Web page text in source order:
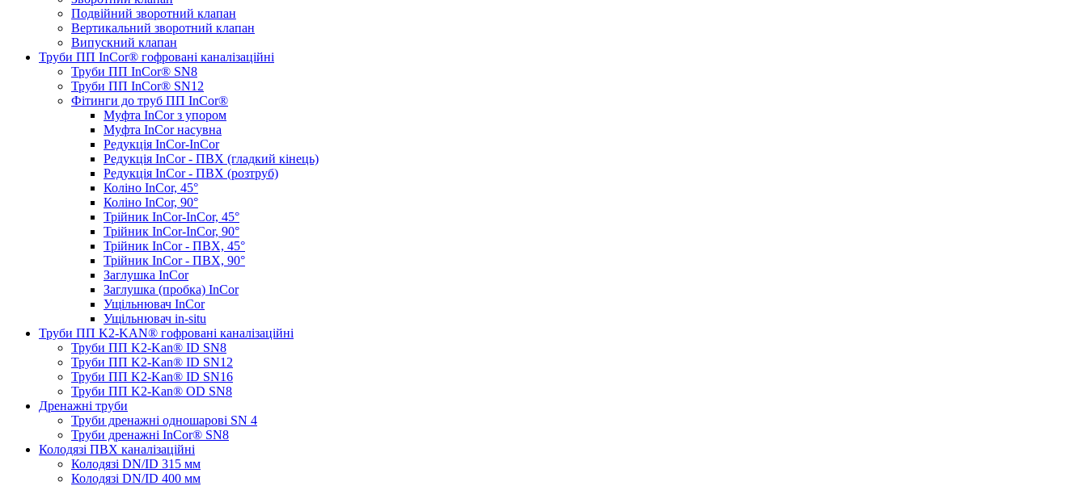
Подвійний зворотний клапан
Вертикальний зворотний клапан
Випускний клапан
Труби ПП InCor® гофровані каналізаційні
Труби ПП InCor® SN8
Труби ПП InCor® SN12
Фітинги до труб ПП InCor®
Муфта InCor з упором
Муфта InCor насувна
Редукція InCor-InCor
Редукція InCor - ПВХ (гладкий кінець)
Редукція InCor - ПВХ (розтруб)
Коліно InCor, 45°
Коліно InCor, 90°
Трійник InCor-InCor, 45°
Трійник InCor-InCor, 90°
Трійник InCor - ПВХ, 45°
Трійник InCor - ПВХ, 90°
Заглушка InCor
Заглушка (пробка) InCor
Ущільнювач InCor
Ущільнювач in-situ
Труби ПП K2-KAN® гоф­ровані каналізаційні
Труби ПП K2-Kan® ID SN8
Труби ПП K2-Kan® ID SN12
Труби ПП K2-Kan® ID SN16
Труби ПП K2-Kan® OD SN8
Дренажні труби
Труби дренажні одношарові SN 4
Труби дренажні InCor® SN8
Колодязі ПВХ каналізаційні
Колодязі DN/ID 315 мм
Колодязі DN/ID 400 мм